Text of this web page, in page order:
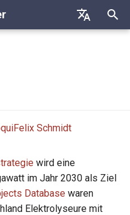
Felix Schmidt
wird eine
im Jahr 2030 als Ziel
Database waren
Elektrolyseure mit